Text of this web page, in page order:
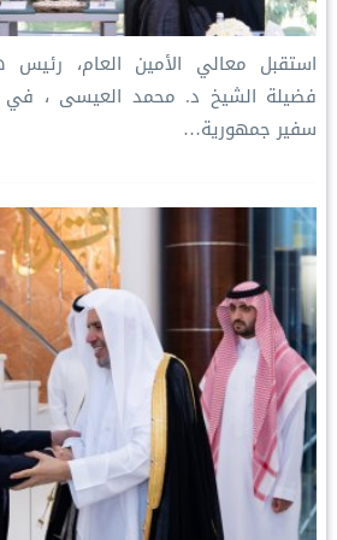
استقبل معالي الأمين العام، رئيس
فضيلة الشيخ د. محمد العيسى‬⁩ ‬⁩، في
سفير جمهورية…